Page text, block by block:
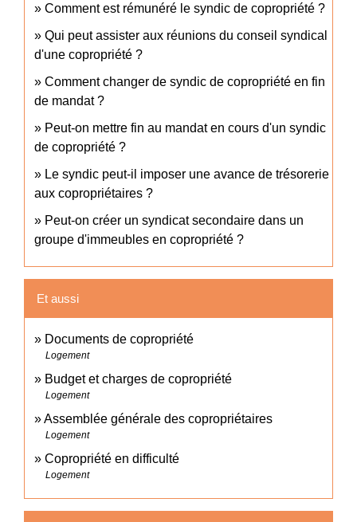
Comment est rémunéré le syndic de copropriété ?
Qui peut assister aux réunions du conseil syndical
d'une copropriété ?
Comment changer de syndic de copropriété en fin
de mandat ?
Peut-on mettre fin au mandat en cours d'un syndic
de copropriété ?
Le syndic peut-il imposer une avance de trésorerie
aux copropriétaires ?
Peut-on créer un syndicat secondaire dans un
groupe d'immeubles en copropriété ?
Et aussi
Documents de copropriété
Logement
Budget et charges de copropriété
Logement
Assemblée générale des copropriétaires
Logement
Copropriété en difficulté
Logement